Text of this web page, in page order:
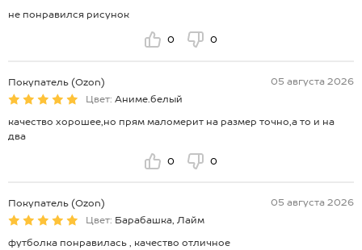
не понравился рисунок
0 0
Покупатель (Ozon)
05 августа 2026
Цвет: Аниме.белый
качество хорошее,но прям маломерит на размер точно,а то и на
два
0 0
Покупатель (Ozon)
05 августа 2026
Цвет: Барабашка, Лайм
футболка понравилась , качество отличное